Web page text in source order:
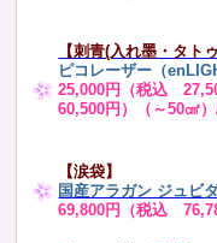
【刺青(入れ墨・タト
ピコレーザー（
25,000円（税込
60,500円）（～50㎠
【涙袋】
国産アラガン ジュビ
69,800円（税込